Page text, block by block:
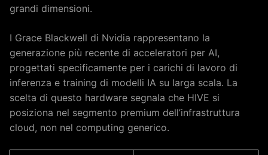
grandi dimensioni.
I Grace Blackwell di Nvidia rappresentano la
generazione più recente di acceleratori per AI,
progettati specificamente per i carichi di lavoro di
inferenza e training di modelli IA su larga scala. La
scelta di questo hardware segnala che HIVE si
posiziona nel segmento premium dell’infrastruttura
cloud, non nel computing generico.